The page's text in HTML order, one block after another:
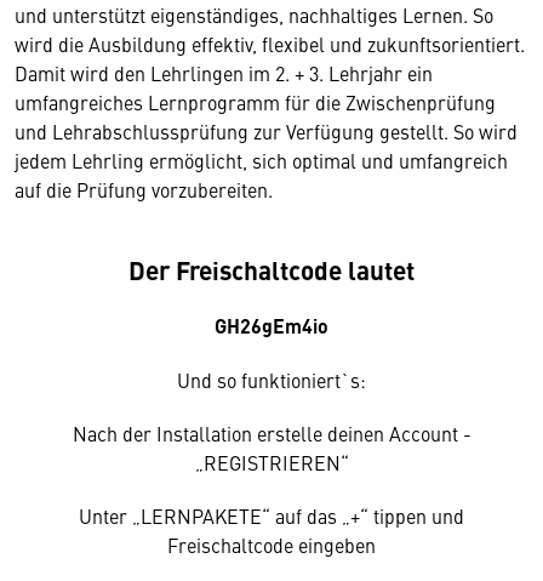
und unterstützt eigenständiges, nachhaltiges Lernen. So
wird die Ausbildung effektiv, flexibel und zukunftsorientiert.
Damit wird den Lehrlingen im 2. + 3. Lehrjahr ein
umfangreiches Lernprogramm für die Zwischenprüfung
und Lehrabschlussprüfung zur Verfügung gestellt. So wird
jedem Lehrling ermöglicht, sich optimal und umfangreich
auf die Prüfung vorzubereiten.
Der Freischaltcode lautet
GH26gEm4io
Und so funktioniert`s:
Nach der Installation erstelle deinen Account -
„REGISTRIEREN“
Unter „LERNPAKETE“ auf das „+“ tippen und
Freischaltcode eingeben